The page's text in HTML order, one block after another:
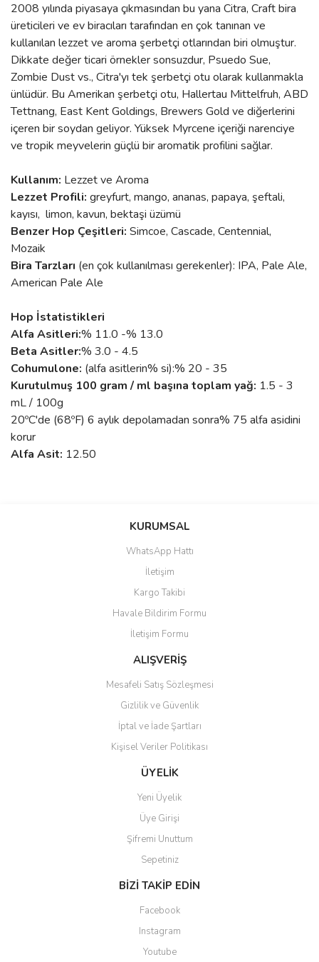
2008 yılında piyasaya çıkmasından bu yana Citra, Craft bira
üreticileri ve ev biracıları tarafından en çok tanınan ve
kullanılan lezzet ve aroma şerbetçi otlarından biri olmuştur.
Dikkate değer ticari örnekler sonsuzdur, Psuedo Sue,
Zombie Dust vs., Citra'yı tek şerbetçi otu olarak kullanmakla
ünlüdür. Bu Amerikan şerbetçi otu, Hallertau Mittelfruh, ABD
Tettnang, East Kent Goldings, Brewers Gold ve diğerlerini
içeren bir soydan geliyor. Yüksek Myrcene içeriği narenciye
ve tropik meyvelerin güçlü bir aromatik profilini sağlar.
Kullanım: Lezzet ve Aroma
Lezzet Profili: greyfurt, mango, ananas, papaya, şeftali,
kayısı, limon, kavun, bektaşi üzümü
Benzer Hop Çeşitleri: Simcoe, Cascade, Centennial,
Mozaik
Bira Tarzları (en çok kullanılması gerekenler): IPA, Pale Ale,
American Pale Ale
Hop İstatistikleri
Alfa Asitleri:% 11.0 -% 13.0
Beta Asitler:% 3.0 - 4.5
Cohumulone: ​​(alfa asitlerin% si):% 20 - 35
Kurutulmuş 100 gram / ml başına toplam yağ: 1.5 - 3
mL / 100g
20ºC'de (68ºF) 6 aylık depolamadan sonra% 75 alfa asidini
korur
Alfa Asit: 12.50
dier şerbetci otları arasında uçurum var hakikaten güzel ürün.
Yıllardır IPA kitleri yapıyorum. Bir çok cesit denedim. Bence en yakışan
Ürün resmi kalitesiz, bozuk veya görüntülenemiyor.
Ürün açıklamasında eksik bilgiler bulunuyor.
Ürün bilgilerinde hatalar bulunuyor.
Ürün fiyatı diğer sitelerden daha pahalı.
Bu ürüne benzer farklı alternatifler olmalı.
Gönder
KURUMSAL
WhatsApp Hattı
İletişim
Kargo Takibi
Havale Bildirim Formu
İletişim Formu
ALIŞVERİŞ
Mesafeli Satış Sözleşmesi
Gizlilik ve Güvenlik
İptal ve İade Şartları
Kişisel Veriler Politikası
ÜYELİK
Yeni Üyelik
Üye Girişi
Şifremi Unuttum
Sepetiniz
BİZİ TAKİP EDİN
Facebook
Instagram
Youtube